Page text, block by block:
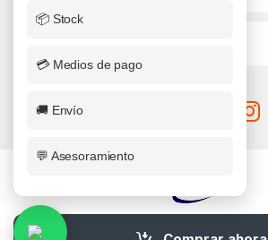
¿Alguna Duda? Llamanos
📦 Stock
💳 Medios de pago
🚚 Envío
💬 Asesoramiento